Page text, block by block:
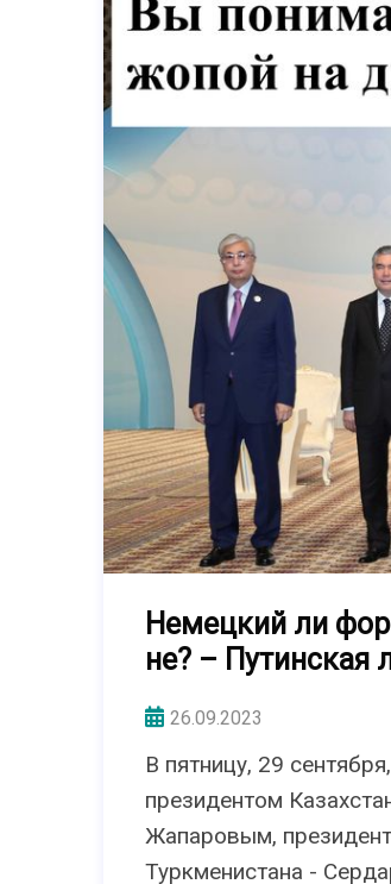
Немецкий ли
не? – Путинская
26.09.2023
В пятницу, 29
президентом
Жапаровым,
Туркменистана -